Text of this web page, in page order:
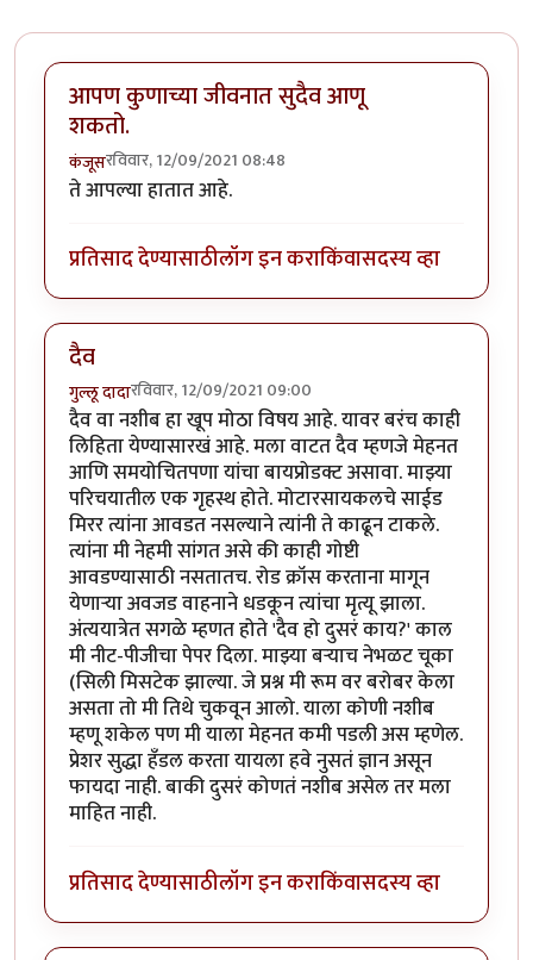
आपण कुणाच्या जीवनात सुदैव आणू
शकतो.
कंजूसरविवार, 12/09/2021 08:48
ते आपल्या हातात आहे.
प्रतिसाद देण्यासाठीलॉग इन कराकिंवासदस्य व्हा
दैव
गुल्लू दादारविवार, 12/09/2021 09:00
दैव वा नशीब हा खूप मोठा विषय आहे. यावर बरंच काही
लिहिता येण्यासारखं आहे. मला वाटत दैव म्हणजे मेहनत
आणि समयोचितपणा यांचा बायप्रोडक्ट असावा. माझ्या
परिचयातील एक गृहस्थ होते. मोटारसायकलचे साईड
मिरर त्यांना आवडत नसल्याने त्यांनी ते काढून टाकले.
त्यांना मी नेहमी सांगत असे की काही गोष्टी
आवडण्यासाठी नसतातच. रोड क्रॉस करताना मागून
येणाऱ्या अवजड वाहनाने धडकून त्यांचा मृत्यू झाला.
अंत्ययात्रेत सगळे म्हणत होते 'दैव हो दुसरं काय?' काल
मी नीट-पीजीचा पेपर दिला. माझ्या बऱ्याच नेभळट चूका
(सिली मिसटेक झाल्या. जे प्रश्न मी रूम वर बरोबर केला
असता तो मी तिथे चुकवून आलो. याला कोणी नशीब
म्हणू शकेल पण मी याला मेहनत कमी पडली अस म्हणेल.
प्रेशर सुद्धा हँडल करता यायला हवे नुसतं ज्ञान असून
फायदा नाही. बाकी दुसरं कोणतं नशीब असेल तर मला
माहित नाही.
प्रतिसाद देण्यासाठीलॉग इन कराकिंवासदस्य व्हा